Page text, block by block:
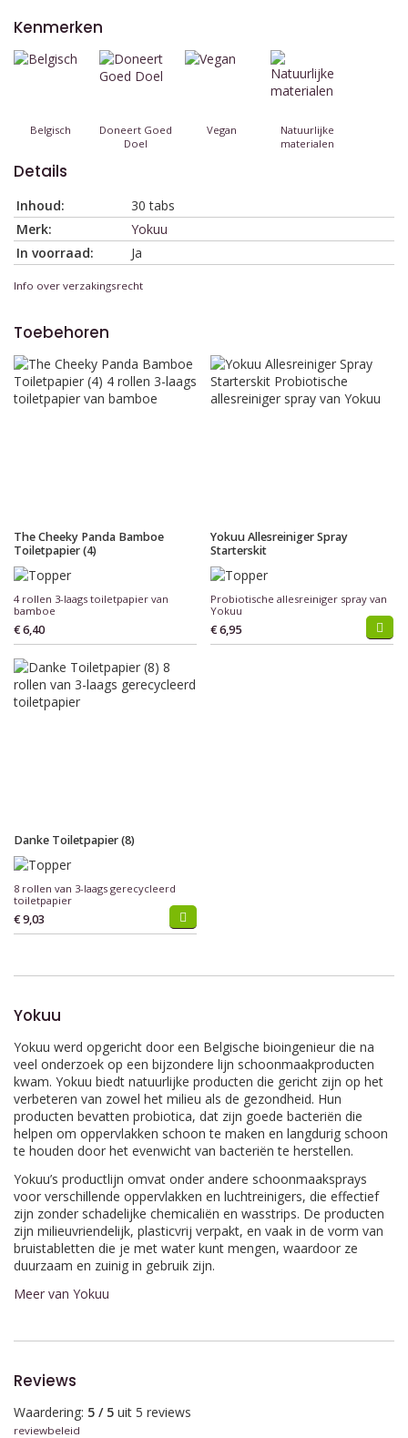
Kenmerken
Belgisch
Doneert Goed
Doel
Vegan
Natuurlijke
materialen
Details
Inhoud:
30 tabs
Merk:
Yokuu
In voorraad:
Ja
Info over verzakingsrecht
Toebehoren
The Cheeky Panda Bamboe
Toiletpapier (4)
4 rollen 3-laags toiletpapier van
bamboe
€ 6,40
Yokuu Allesreiniger Spray
Starterskit
Probiotische allesreiniger spray van
Yokuu
€ 6,95
Danke Toiletpapier (8)
8 rollen van 3-laags gerecycleerd
toiletpapier
€ 9,03
Yokuu
Yokuu werd opgericht door een Belgische bioingenieur die na
veel onderzoek op een bijzondere lijn schoonmaakproducten
kwam. Yokuu biedt natuurlijke producten die gericht zijn op het
verbeteren van zowel het milieu als de gezondheid. Hun
producten bevatten probiotica, dat zijn goede bacteriën die
helpen om oppervlakken schoon te maken en langdurig schoon
te houden door het evenwicht van bacteriën te herstellen.
Yokuu’s productlijn omvat onder andere schoonmaaksprays
voor verschillende oppervlakken en luchtreinigers, die effectief
zijn zonder schadelijke chemicaliën en wasstrips. De producten
zijn milieuvriendelijk, plasticvrij verpakt, en vaak in de vorm van
bruistabletten die je met water kunt mengen, waardoor ze
duurzaam en zuinig in gebruik zijn.
Meer van Yokuu
Reviews
Waardering: 5 / 5 uit 5 reviews
reviewbeleid